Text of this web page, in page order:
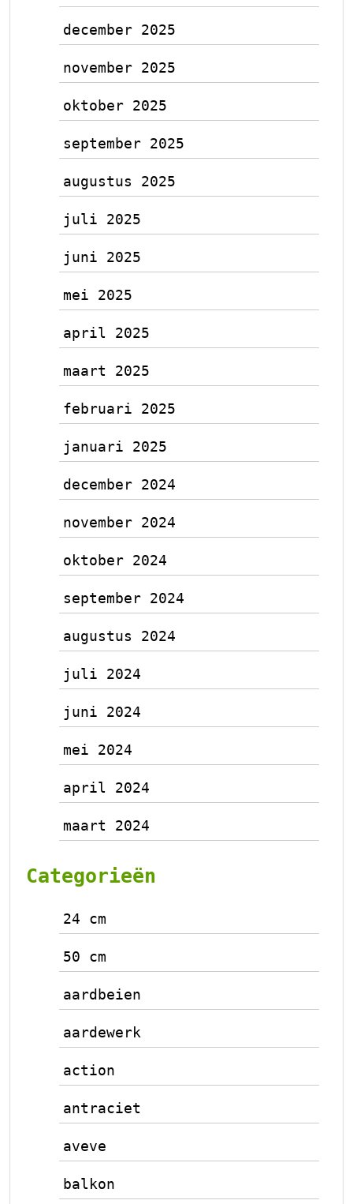
december 2025
november 2025
oktober 2025
september 2025
augustus 2025
juli 2025
juni 2025
mei 2025
april 2025
maart 2025
februari 2025
januari 2025
december 2024
november 2024
oktober 2024
september 2024
augustus 2024
juli 2024
juni 2024
mei 2024
april 2024
maart 2024
Categorieën
24 cm
50 cm
aardbeien
aardewerk
action
antraciet
aveve
balkon